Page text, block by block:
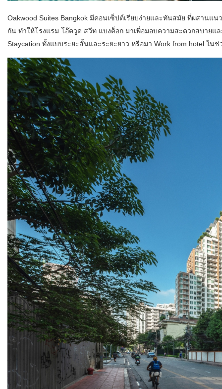
Oakwood Suites Bangkok มีคอนเซ็ปต์เรียบง่ายและทันสมัย ที่ผสานแ
กัน ทำให้โรงแรม โอ๊ควูด สวีท แบงค็อก มาเพื่อมอบความสะดวกสบายแ
Staycation ทั้งแบบระยะสั้นและระยะยาว หรือมา Work from hotel ใน